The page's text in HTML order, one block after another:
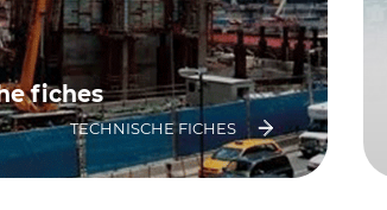
fiches
TECHNISCHE FICHES